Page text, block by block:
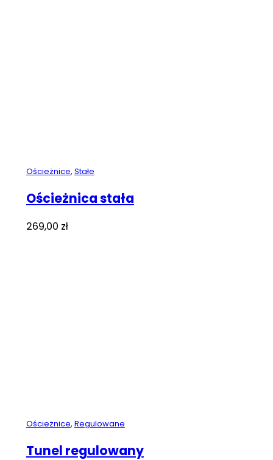
Ościeżnice, Stałe
Ościeżnica stała
269,00 zł
Ościeżnice, Regulowane
Tunel regulowany